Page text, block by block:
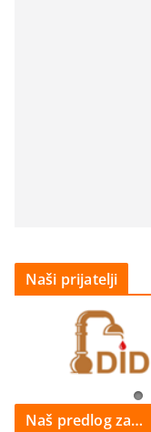
Naši prijatelji
Naš predlog za…